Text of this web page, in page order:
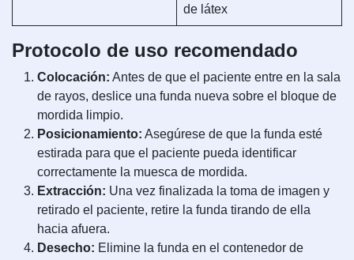
de látex
Protocolo de uso recomendado
Colocación: Antes de que el paciente entre en la sala
de rayos, deslice una funda nueva sobre el bloque de
mordida limpio.
Posicionamiento: Asegúrese de que la funda esté
estirada para que el paciente pueda identificar
correctamente la muesca de mordida.
Extracción: Una vez finalizada la toma de imagen y
retirado el paciente, retire la funda tirando de ella
hacia afuera.
Desecho: Elimine la funda en el contenedor de